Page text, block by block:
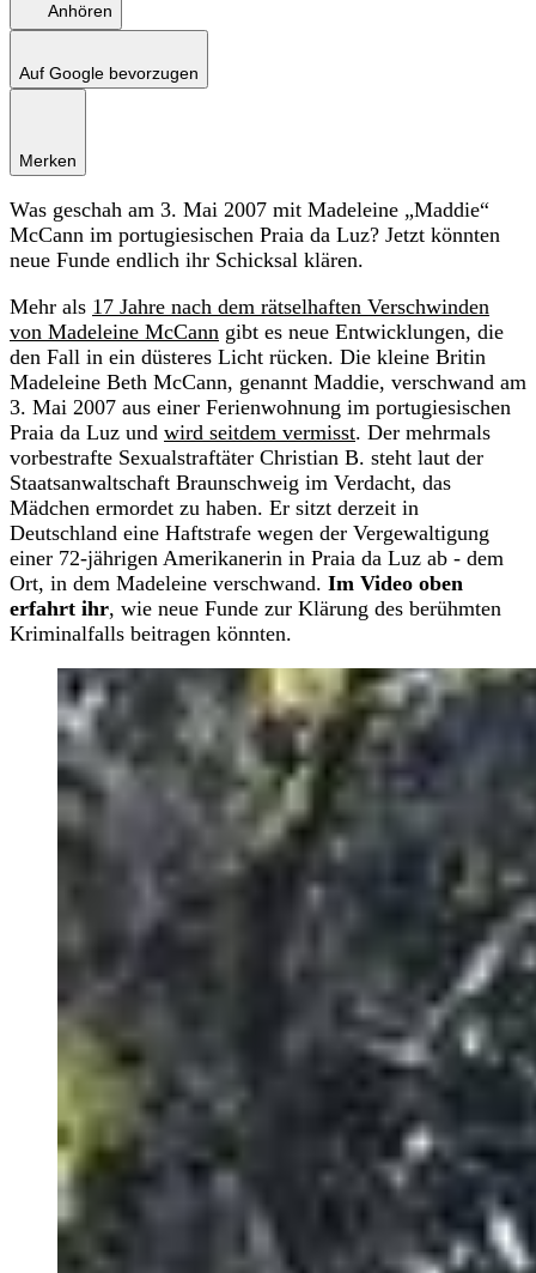
Anhören
Auf Google bevorzugen
Merken
Was geschah am 3. Mai 2007 mit Madeleine „Maddie“
McCann im portugiesischen Praia da Luz? Jetzt könnten
neue Funde endlich ihr Schicksal klären.
Mehr als 17 Jahre nach dem rätselhaften Verschwinden
von Madeleine McCann gibt es neue Entwicklungen, die
den Fall in ein düsteres Licht rücken. Die kleine Britin
Madeleine Beth McCann, genannt Maddie, verschwand am
3. Mai 2007 aus einer Ferienwohnung im portugiesischen
Praia da Luz und wird seitdem vermisst. Der mehrmals
vorbestrafte Sexualstraftäter Christian B. steht laut der
Staatsanwaltschaft Braunschweig im Verdacht, das
Mädchen ermordet zu haben. Er sitzt derzeit in
Deutschland eine Haftstrafe wegen der Vergewaltigung
einer 72-jährigen Amerikanerin in Praia da Luz ab - dem
Ort, in dem Madeleine verschwand. Im Video oben
erfahrt ihr, wie neue Funde zur Klärung des berühmten
Kriminalfalls beitragen könnten.